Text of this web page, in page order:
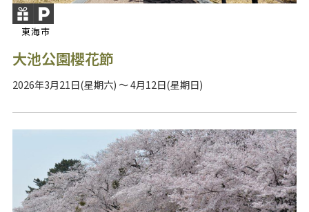
東海市
大池公園櫻花節
2026年3月21日(星期六) ～ 4月12日(星期日)